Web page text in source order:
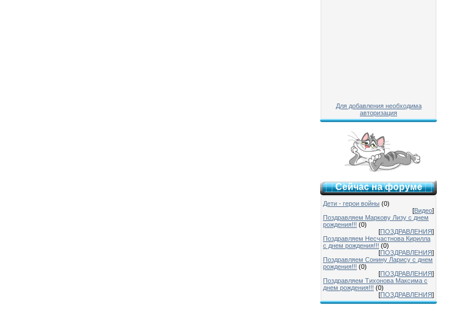
Для добавления необходима
авторизация
Сейчас на форуме
Дети - герои войны (0)
[Видео]
Поздравляем Маркову Лизу с днем
рождения!!! (0)
[ПОЗДРАВЛЕНИЯ]
Поздравляем Несчастнова Кирилла
с днем рождения!!! (0)
[ПОЗДРАВЛЕНИЯ]
Поздравляем Сонину Ларису с днем
рождения!!! (0)
[ПОЗДРАВЛЕНИЯ]
Поздравляем Тихонова Максима с
днем рождения!!! (0)
[ПОЗДРАВЛЕНИЯ]